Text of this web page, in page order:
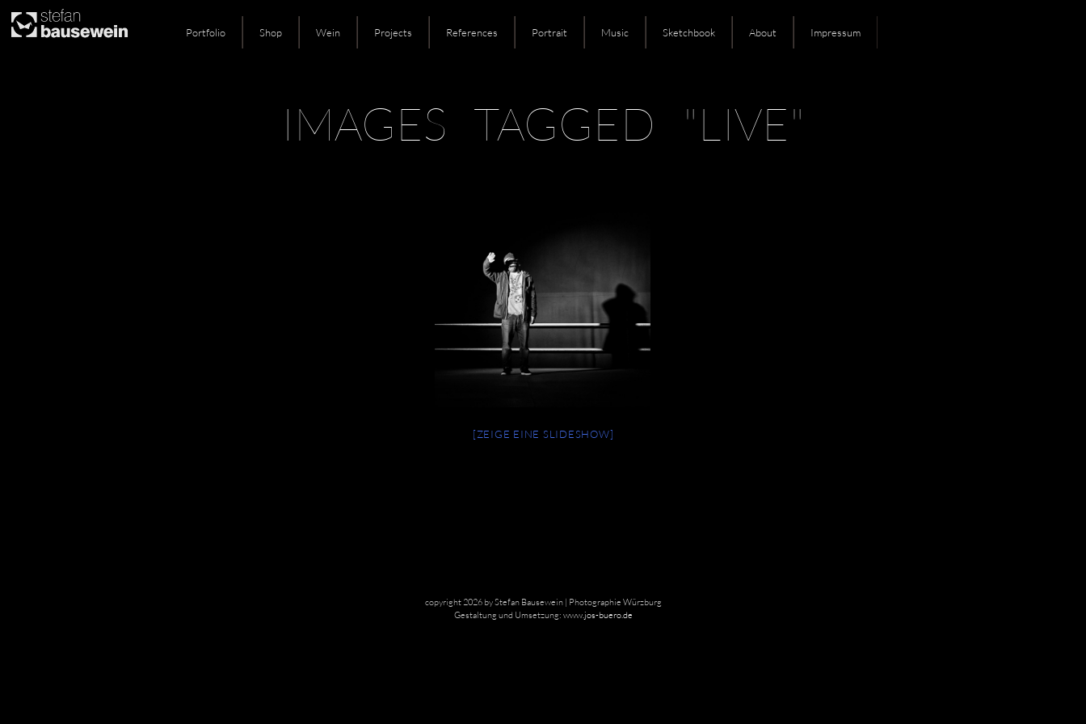
Portfolio Shop Wein Projects References Portrait Music Sketchbook About Impressum
IMAGES TAGGED "LIVE"
[ZEIGE EINE SLIDESHOW]
copyright 2026 by Stefan Bausewein | Photographie Würzburg
Gestaltung und Umsetzung: www.jos-buero.de